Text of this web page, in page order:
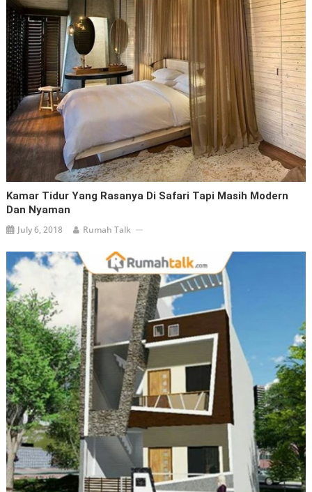
Kamar Tidur Yang Rasanya Di Safari Tapi Masih Modern
Dan Nyaman
July 6, 2018 Rumah Talk